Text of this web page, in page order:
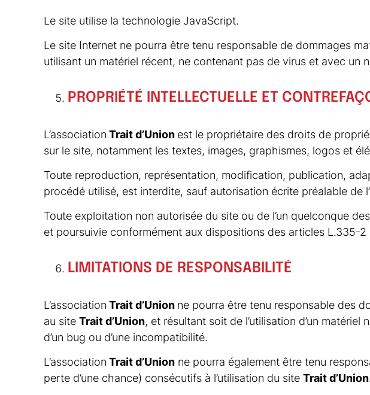
Le site utilise la technologie JavaScript.
Le site Internet ne pourra être tenu responsable de dommages
utilisant un matériel récent, ne contenant pas de virus et avec un
PROPRIÉTÉ INTELLECTUELLE ET
L’association Trait d’Union est le propriétaire des droits de
sur le site, notamment les textes, images, graphismes, logos et
Toute reproduction, représentation, modification, publication,
procédé utilisé, est interdite, sauf autorisation écrite préalable de
Toute exploitation non autorisée du site ou de l’un quelconque
et poursuivie conformément aux dispositions des articles L.335-
LIMITATIONS DE RESPONSABILITÉ
L’association Trait d’Union ne pourra être tenu responsable des
au site Trait d’Union, et résultant soit de l’utilisation d’un
d’un bug ou d’une incompatibilité.
L’association Trait d’Union ne pourra également être tenu
perte d’une chance) consécutifs à l’utilisation du site Trait d’Union